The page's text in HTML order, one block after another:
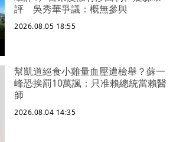
評 吳秀華爭議：概無參與
2026.08.05 18:55
幫凱道絕食小雞量血壓遭檢舉？蘇一
峰恐挨罰10萬諷：只准賴總統當賴醫
師
2026.08.04 14:35